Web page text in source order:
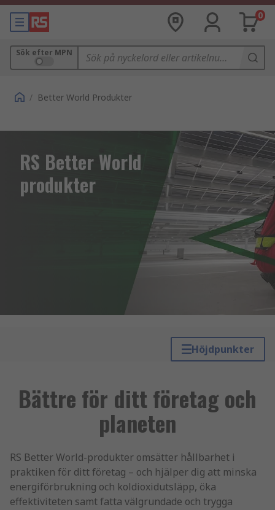
0
Sök efter MPN
/ Better World Produkter
RS Better World
produkter
Höjdpunkter
Bättre för ditt företag och
planeten
RS Better World-produkter omsätter hållbarhet i
praktiken för ditt företag – och hjälper dig att minska
energiförbrukning och koldioxidutsläpp, öka
effektiviteten samt fatta välgrundade och trygga